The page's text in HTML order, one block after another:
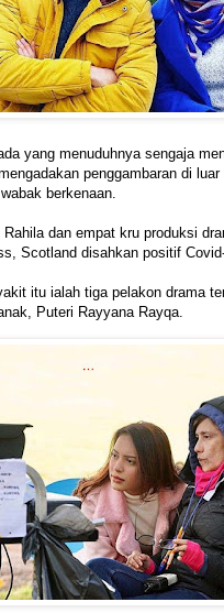
yang menuduhnya sengaja
penggambaran di
berkenaan.
Rahila dan empat kru produksi
Scotland disahkan positif
itu ialah tiga pelakon drama
Puteri Rayyana Rayqa.